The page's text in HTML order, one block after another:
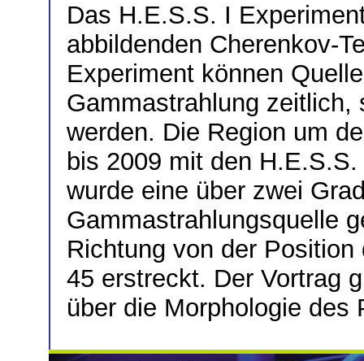
Das H.E.S.S. I
abbildenden Cherenkov-
Experiment können
Gammastrahlung
werden. Die Region um
bis 2009 mit den
wurde eine über zwei
Gammastrahlungsquelle
Richtung von der
45 erstreckt. Der Vortrag
über die Morphologie des